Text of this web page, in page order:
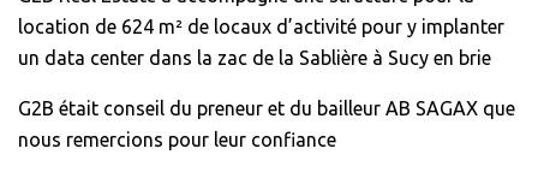
location de 624 m² de locaux d’activité pour y implanter
un data center dans la zac de la Sablière à Sucy en brie
G2B était conseil du preneur et du bailleur AB SAGAX que
nous remercions pour leur confiance